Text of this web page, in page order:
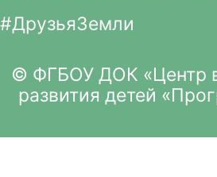
#ДрузьяЗемли
© ФГБОУ ДОК «Центр
развития детей